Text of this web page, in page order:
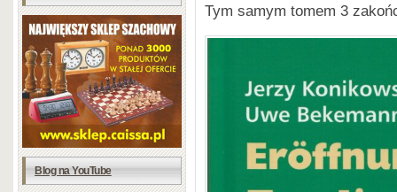
Blog na YouTube
Tym samym tomem 3